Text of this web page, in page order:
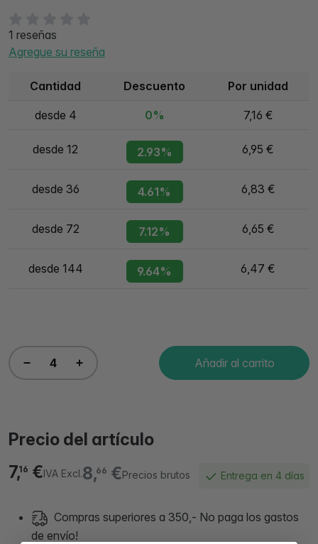
1 reseñas
Agregue su reseña
Cantidad Descuento Por unidad
desde 4 0% 7,16 €
desde 12 2.93% 6,95 €
desde 36 4.61% 6,83 €
desde 72 7.12% 6,65 €
desde 144 9.64% 6,47 €
Añadir al carrito
Precio del artículo
8,66 €Precios brutos
7,16 €IVA Excl. Entrega en 4 días
Compras superiores a 350,- No paga los gastos
de envío!